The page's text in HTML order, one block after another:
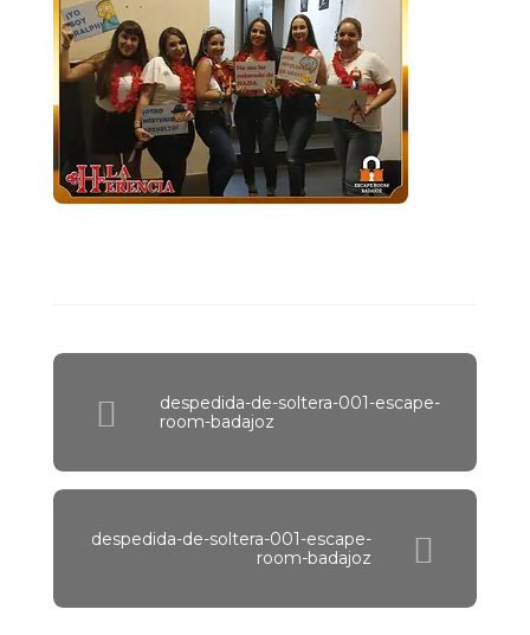
despedida-de-soltera-001-escape-
room-badajoz
despedida-de-soltera-001-escape-
room-badajoz